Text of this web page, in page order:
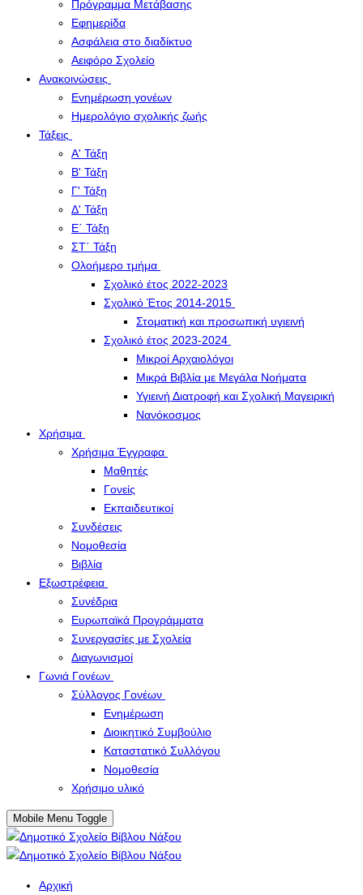
Πρόγραμμα Μετάβασης
Εφημερίδα
Ασφάλεια στο διαδίκτυο
Αειφόρο Σχολείο
Ανακοινώσεις
Ενημέρωση γονέων
Ημερολόγιο σχολικής ζωής
Τάξεις
Α' Τάξη
Β' Τάξη
Γ' Τάξη
Δ' Τάξη
Ε΄ Τάξη
ΣΤ΄ Τάξη
Ολοήμερο τμήμα
Σχολικό έτος 2022-2023
Σχολικό Έτος 2014-2015
Στοματική και προσωπική υγιεινή
Σχολικό έτος 2023-2024
Μικροί Αρχαιολόγοι
Μικρά Βιβλία με Μεγάλα Νοήματα
Υγιεινή Διατροφή και Σχολική Μαγειρική
Νανόκοσμος
Χρήσιμα
Χρήσιμα Έγγραφα
Μαθητές
Γονείς
Εκπαιδευτικοί
Συνδέσεις
Νομοθεσία
Βιβλία
Εξωστρέφεια
Συνέδρια
Ευρωπαϊκά Προγράμματα
Συνεργασίες με Σχολεία
Διαγωνισμοί
Γωνιά Γονέων
Σύλλογος Γονέων
Ενημέρωση
Διοικητικό Συμβούλιο
Καταστατικό Συλλόγου
Νομοθεσία
Χρήσιμο υλικό
Mobile Menu Toggle
Αρχική